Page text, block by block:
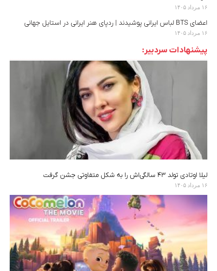
۱۶ مرداد ۱۴۰۵
اعضای BTS لباس ایرانی پوشیدند | ردپای هنر ایرانی در استایل جهانی
۱۶ مرداد ۱۴۰۵
پیشنهادات سردبیر:
لیلا اوتادی تولد ۴۳ سالگی‌اش را به شکل متفاوتی جشن گرفت
۱۶ مرداد ۱۴۰۵